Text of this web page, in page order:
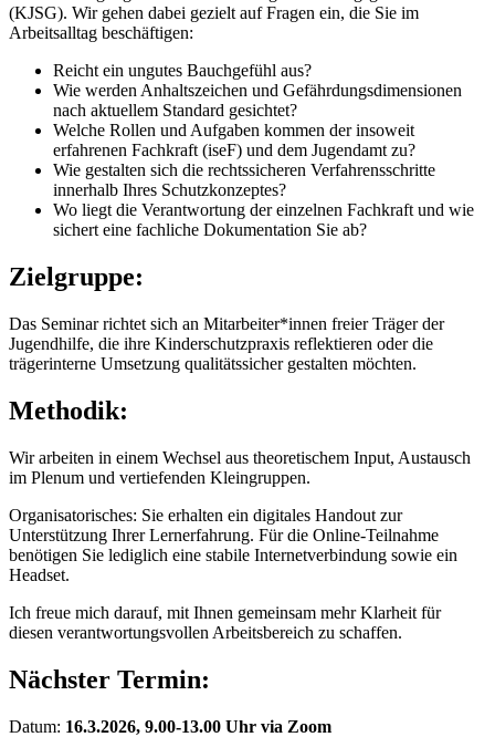
(KJSG). Wir gehen dabei gezielt auf Fragen ein, die Sie im
Arbeitsalltag beschäftigen:
Reicht ein ungutes Bauchgefühl aus?
Wie werden Anhaltszeichen und Gefährdungsdimensionen
nach aktuellem Standard gesichtet?
Welche Rollen und Aufgaben kommen der insoweit
erfahrenen Fachkraft (iseF) und dem Jugendamt zu?
Wie gestalten sich die rechtssicheren Verfahrensschritte
innerhalb Ihres Schutzkonzeptes?
Wo liegt die Verantwortung der einzelnen Fachkraft und wie
sichert eine fachliche Dokumentation Sie ab?
Zielgruppe:
Das Seminar richtet sich an Mitarbeiter*innen freier Träger der
Jugendhilfe, die ihre Kinderschutzpraxis reflektieren oder die
trägerinterne Umsetzung qualitätssicher gestalten möchten.
Methodik:
Wir arbeiten in einem Wechsel aus theoretischem Input, Austausch
im Plenum und vertiefenden Kleingruppen.
Organisatorisches: Sie erhalten ein digitales Handout zur
Unterstützung Ihrer Lernerfahrung. Für die Online-Teilnahme
benötigen Sie lediglich eine stabile Internetverbindung sowie ein
Headset.
Ich freue mich darauf, mit Ihnen gemeinsam mehr Klarheit für
diesen verantwortungsvollen Arbeitsbereich zu schaffen.
Nächster Termin:
Datum: 16.3.2026, 9.00-13.00 Uhr via Zoom